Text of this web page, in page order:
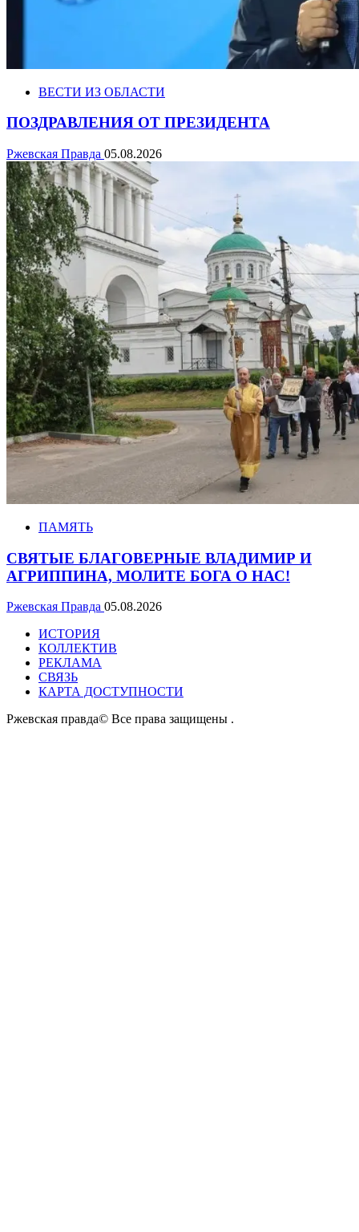
ВЕСТИ ИЗ ОБЛАСТИ
ПОЗДРАВЛЕНИЯ ОТ ПРЕЗИДЕНТА
Ржевская Правда 05.08.2026
ПАМЯТЬ
СВЯТЫЕ БЛАГОВЕРНЫЕ ВЛАДИМИР И
АГРИППИНА, МОЛИТЕ БОГА О НАС!
Ржевская Правда 05.08.2026
ИСТОРИЯ
КОЛЛЕКТИВ
РЕКЛАМА
СВЯЗЬ
КАРТА ДОСТУПНОСТИ
Ржевская правда© Все права защищены .